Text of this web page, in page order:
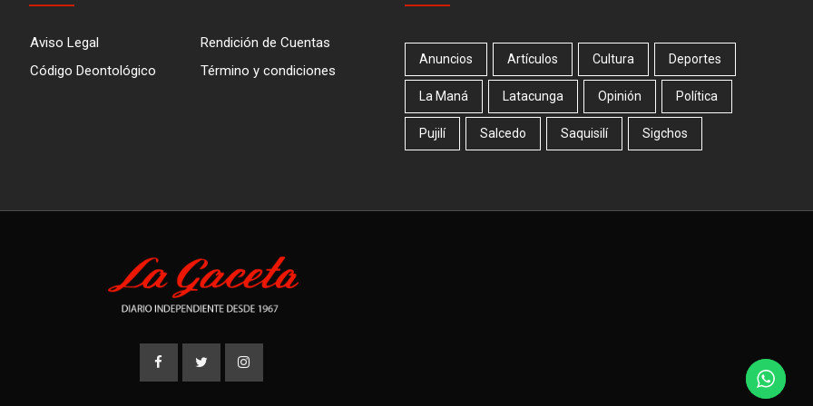
Aviso Legal
Rendición de Cuentas
Código Deontológico
Término y condiciones
Anuncios Artículos Cultura Deportes
La Maná Latacunga Opinión Política
Pujilí Salcedo Saquisilí Sigchos